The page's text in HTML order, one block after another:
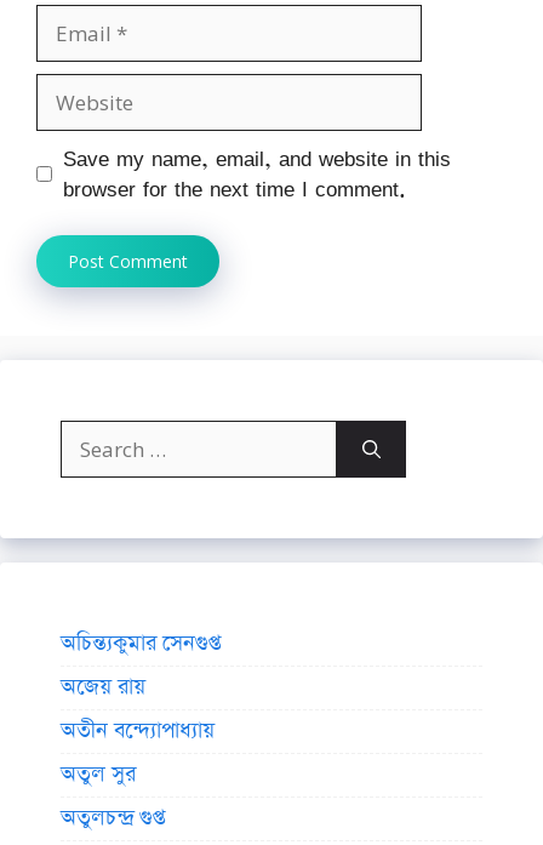
Email
Website
Save my name, email, and website in this
browser for the next time I comment.
Search
for:
অচিন্ত্যকুমার সেনগুপ্ত
অজেয় রায়
অতীন বন্দ্যোপাধ্যায়
অতুল সুর
অতুলচন্দ্র গুপ্ত